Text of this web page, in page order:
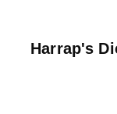
Harrap's